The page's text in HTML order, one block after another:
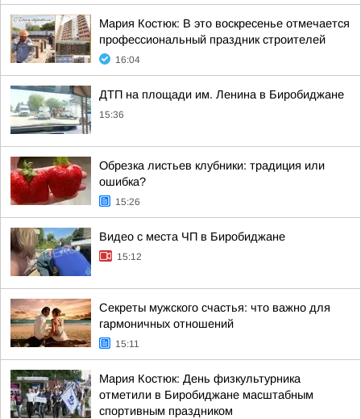
Мария Костюк: В это воскресенье отмечается
профессиональный праздник строителей
16:04
ДТП на площади им. Ленина в Биробиджане
15:36
Обрезка листьев клубники: традиция или
ошибка?
15:26
Видео с места ЧП в Биробиджане
15:12
Секреты мужского счастья: что важно для
гармоничных отношений
15:11
Мария Костюк: День физкультурника
отметили в Биробиджане масштабным
спортивным праздником